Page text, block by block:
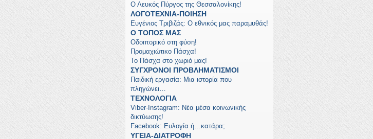
Ο Λευκός Πύργος της Θεσσαλονίκης!
ΛΟΓΟΤΕΧΝΙΑ-ΠΟΙΗΣΗ
Ευγένιος Τριβιζάς: Ο εθνικός μας παραμυθάς!
Ο ΤΟΠΟΣ ΜΑΣ
Οδοιπορικό στη φύση!
Προμαχιώτικο Πάσχα!
Το Πάσχα στο χωριό μας!
ΣΥΓΧΡΟΝΟΙ ΠΡΟΒΛΗΜΑΤΙΣΜΟΙ
Παιδική εργασία: Μια ιστορία που
πληγώνει…
ΤΕΧΝΟΛΟΓΙΑ
Viber-Instagram: Νέα μέσα κοινωνικής
δικτύωσης!
Facebook: Ευλογία ή…κατάρα;
ΥΓΕΙΑ-ΔΙΑΤΡΟΦΗ